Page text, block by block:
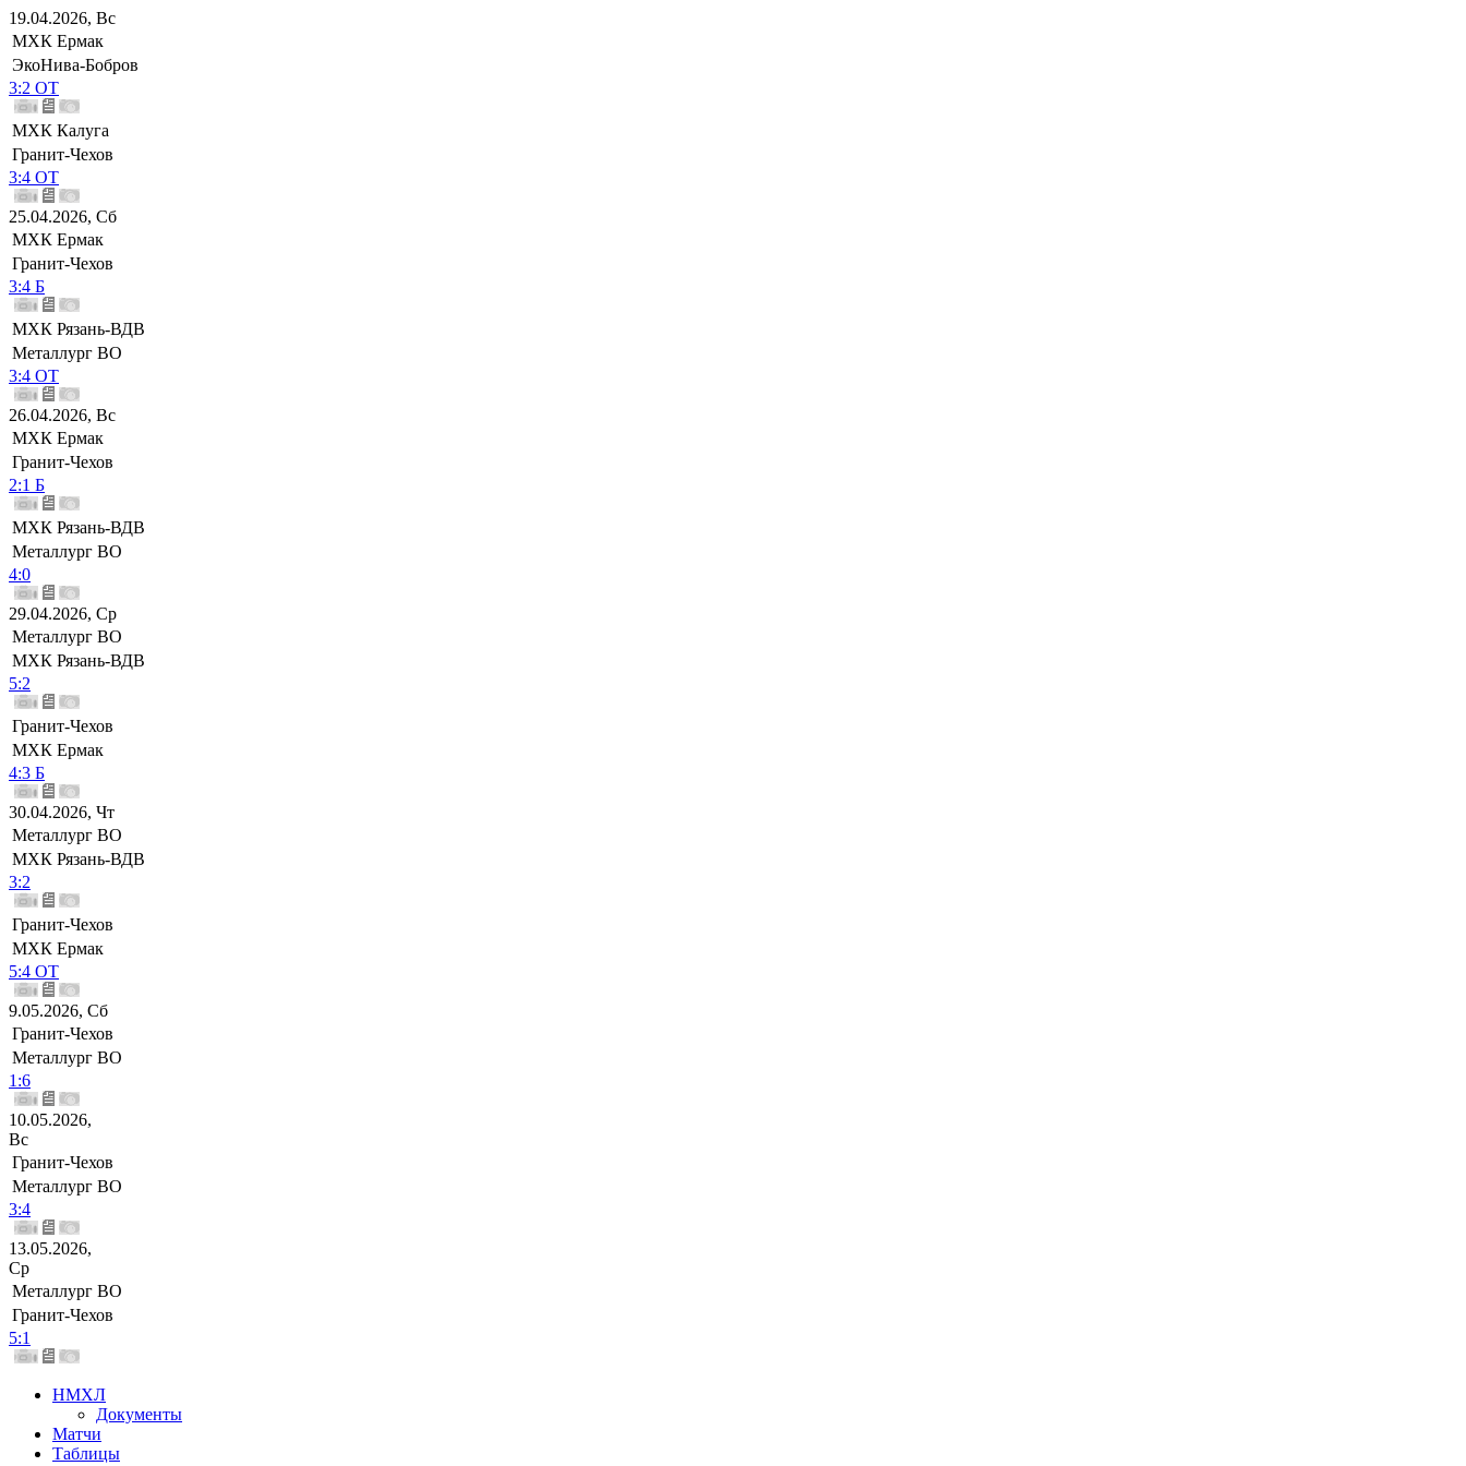
19.04.2026, Вс
МХК Ермак
ЭкоНива-Бобров
3:2 ОТ
МХК Калуга
Гранит-Чехов
3:4 ОТ
25.04.2026, Сб
МХК Ермак
Гранит-Чехов
3:4 Б
МХК Рязань-ВДВ
Металлург ВО
3:4 ОТ
26.04.2026, Вс
МХК Ермак
Гранит-Чехов
2:1 Б
МХК Рязань-ВДВ
Металлург ВО
4:0
29.04.2026, Ср
Металлург ВО
МХК Рязань-ВДВ
5:2
Гранит-Чехов
МХК Ермак
4:3 Б
30.04.2026, Чт
Металлург ВО
МХК Рязань-ВДВ
3:2
Гранит-Чехов
МХК Ермак
5:4 ОТ
9.05.2026, Сб
Гранит-Чехов
Металлург ВО
1:6
10.05.2026,
Вс
Гранит-Чехов
Металлург ВО
3:4
13.05.2026,
Ср
Металлург ВО
Гранит-Чехов
5:1
НМХЛ
Документы
Матчи
Таблицы